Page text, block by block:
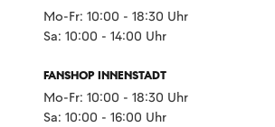
Mo-Fr: 10:00 - 18:30 Uhr
Sa: 10:00 - 14:00 Uhr
FANSHOP INNENSTADT
Mo-Fr: 10:00 - 18:30 Uhr
Sa: 10:00 - 16:00 Uhr